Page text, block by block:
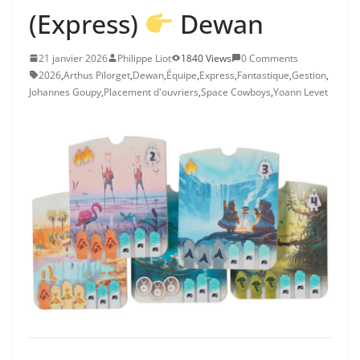
(Express) Dewan
21 janvier 2026 Philippe Liot 1840 Views
0 Comments
2026,Arthus Pilorget,Dewan,Équipe,Express,Fantastique,Gestion,
Johannes Goupy,Placement d'ouvriers,Space Cowboys,Yoann Levet